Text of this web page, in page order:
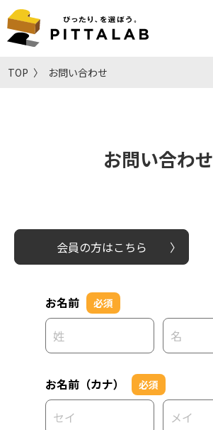
TOP お問い合わせ
お問い合わせ
会員の方はこちら
お名前 必須
お名前（カナ） 必須